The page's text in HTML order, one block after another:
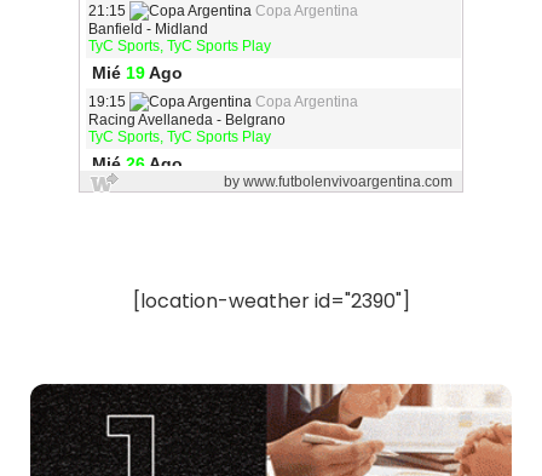
[location-weather id="2390"]